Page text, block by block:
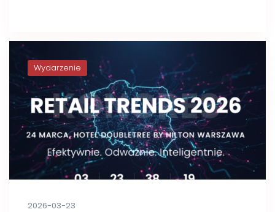
Wydarzenie
2026-03-23